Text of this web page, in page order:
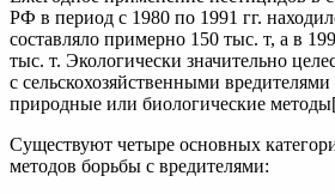
РФ в период с 1980 по 1991 гг.
составляло примерно 150 тыс. т, а в
тыс. т. Экологически значительно
с сельскохозяйственными вредителями
природные или биологические
Существуют четыре основных
методов борьбы с вредителями: